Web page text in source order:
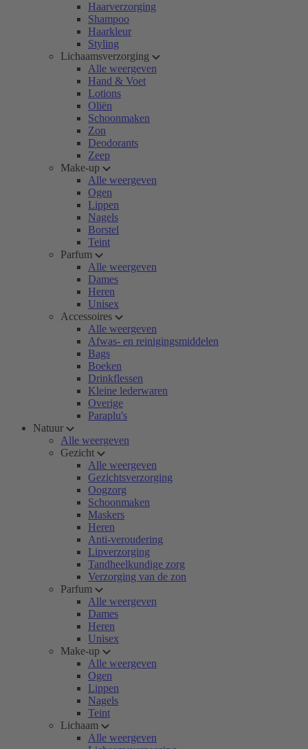
Haarverzorging
Shampoo
Haarkleur
Styling
Lichaamsverzorging
Alle weergeven
Hand & Voet
Lotions
Oliën
Schoonmaken
Zon
Deodorants
Zeep
Make-up
Alle weergeven
Ogen
Lippen
Nagels
Borstel
Teint
Parfum
Alle weergeven
Dames
Heren
Unisex
Accessoires
Alle weergeven
Afwas- en reinigingsmiddelen
Bags
Boeken
Drinkflessen
Kleine lederwaren
Overige
Paraplu's
Natuur
Alle weergeven
Gezicht
Alle weergeven
Gezichtsverzorging
Oogzorg
Schoonmaken
Maskers
Heren
Anti-veroudering
Lipverzorging
Tandheelkundige zorg
Verzorging van de zon
Parfum
Alle weergeven
Dames
Heren
Unisex
Make-up
Alle weergeven
Ogen
Lippen
Nagels
Teint
Lichaam
Alle weergeven